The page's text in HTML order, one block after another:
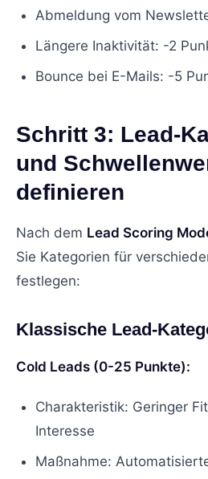
Abmeldung vom
Längere Inaktivität: -2
Bounce bei E-Mails: -5
Schritt 3: Lead-
und
definieren
Nach dem Lead Scoring
Sie Kategorien für
festlegen:
Klassische Lead-
Cold Leads (0-25 Punkte):
Charakteristik: Geringer
Interesse
Maßnahme: